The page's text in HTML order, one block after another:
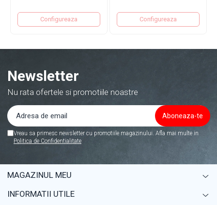
Configureaza Configureaza
Newsletter
Nu rata ofertele si promotiile noastre
Vreau sa primesc newsletter cu promotiile magazinului. Afla mai multe in
Politica de Confidentialitate
MAGAZINUL MEU
INFORMATII UTILE